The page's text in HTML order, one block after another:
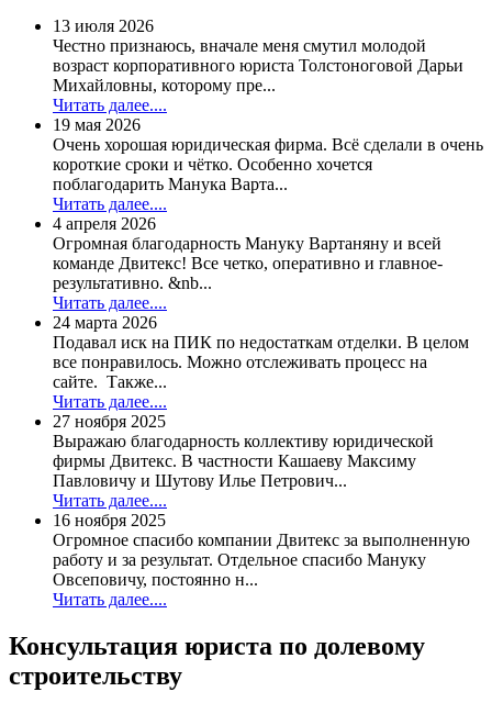
13 июля 2026
Честно признаюсь, вначале меня смутил молодой
возраст корпоративного юриста Толстоноговой Дарьи
Михайловны, которому пре...
Читать далее....
19 мая 2026
Очень хорошая юридическая фирма. Всё сделали в очень
короткие сроки и чётко. Особенно хочется
поблагодарить Манука Варта...
Читать далее....
4 апреля 2026
Огромная благодарность Мануку Вартаняну и всей
команде Двитекс! Все четко, оперативно и главное-
результативно. &nb...
Читать далее....
24 марта 2026
Подавал иск на ПИК по недостаткам отделки. В целом
все понравилось. Можно отслеживать процесс на
сайте. Также...
Читать далее....
27 ноября 2025
Выражаю благодарность коллективу юридической
фирмы Двитекс. В частности Кашаеву Максиму
Павловичу и Шутову Илье Петрович...
Читать далее....
16 ноября 2025
Огромное спасибо компании Двитекс за выполненную
работу и за результат. Отдельное спасибо Мануку
Овсеповичу, постоянно н...
Читать далее....
Консультация юриста по долевому
строительству